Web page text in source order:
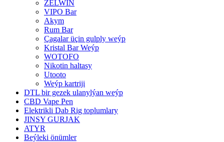
ZELWIN
VIPO Bar
Akym
Rum Bar
Çagalar üçin gulply weýp
Kristal Bar Weýp
WOTOFO
Nikotin haltasy
Utooto
Weýp kartriji
DTL bir gezek ulanylýan weýp
CBD Vape Pen
Elektrikli Dab Rig toplumlary
JINSY GURJAK
ATYR
Beýleki önümler